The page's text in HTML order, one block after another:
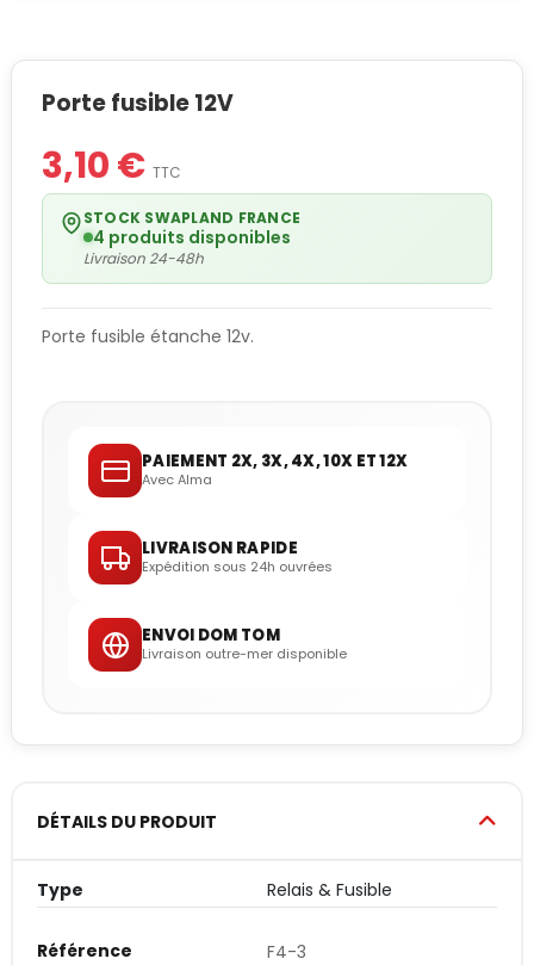
Porte fusible 12V
3,10 € TTC
STOCK SWAPLAND FRANCE
4 produits disponibles
Livraison 24-48h
Porte fusible étanche 12v.
PAIEMENT 2X, 3X, 4X, 10X ET 12X
Avec Alma
LIVRAISON RAPIDE
Expédition sous 24h ouvrées
ENVOI DOM TOM
Livraison outre-mer disponible
DÉTAILS DU PRODUIT
Type Relais & Fusible
Référence
F4-3